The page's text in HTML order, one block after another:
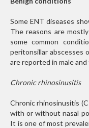
Some ENT diseases
The reasons are
some common
peritonsillar abscesses
are reported in male
Chronic rhinosinusitis
Chronic rhinosinusitis
with or without nasal
It is one of most